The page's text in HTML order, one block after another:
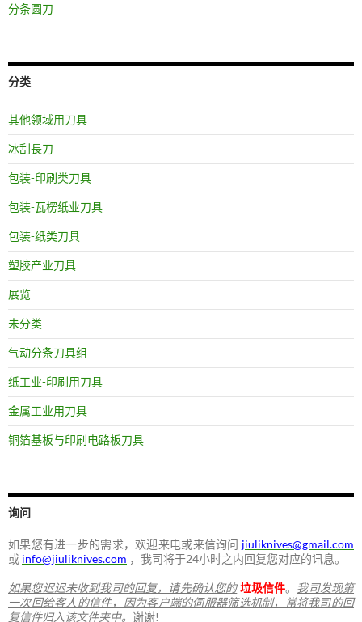
分条圆刀
分类
其他领域用刀具
冰刮長刀
包装-印刷类刀具
包装-瓦楞纸业刀具
包装-纸类刀具
塑胶产业刀具
展览
未分类
气动分条刀具组
纸工业-印刷用刀具
金属工业用刀具
铜箔基板与印刷电路板刀具
询问
如果您有进一步的需求，欢迎来电或来信询问 jiuliknives@gmail.com
或 info@jiuliknives.com ，我司将于24小时之内回复您对应的讯息。
如果您迟迟未收到我司的回复，请先确认您的垃圾信件。 我司发现第
一次回给客人的信件，因为客户端的伺服器筛选机制，常将我司的回
复信件归入该文件夹中。 谢谢!